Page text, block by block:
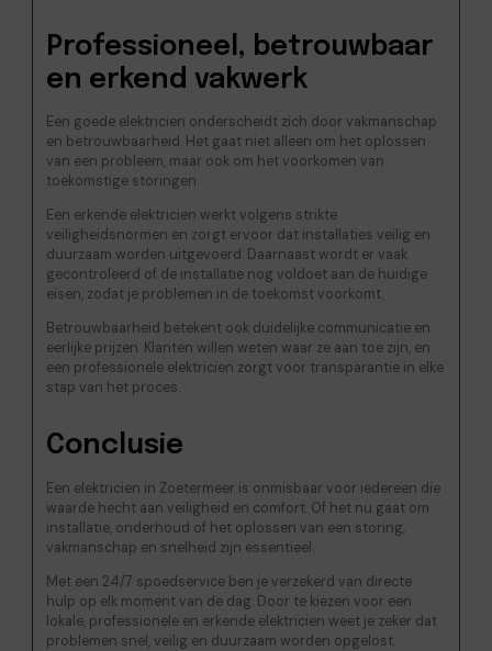
Professioneel, betrouwbaar
en erkend vakwerk
Een goede elektricien onderscheidt zich door vakmanschap
en betrouwbaarheid. Het gaat niet alleen om het oplossen
van een probleem, maar ook om het voorkomen van
toekomstige storingen.
Een erkende elektricien werkt volgens strikte
veiligheidsnormen en zorgt ervoor dat installaties veilig en
duurzaam worden uitgevoerd. Daarnaast wordt er vaak
gecontroleerd of de installatie nog voldoet aan de huidige
eisen, zodat je problemen in de toekomst voorkomt.
Betrouwbaarheid betekent ook duidelijke communicatie en
eerlijke prijzen. Klanten willen weten waar ze aan toe zijn, en
een professionele elektricien zorgt voor transparantie in elke
stap van het proces.
Conclusie
Een elektricien in Zoetermeer is onmisbaar voor iedereen die
waarde hecht aan veiligheid en comfort. Of het nu gaat om
installatie, onderhoud of het oplossen van een storing,
vakmanschap en snelheid zijn essentieel.
Met een 24/7 spoedservice ben je verzekerd van directe
hulp op elk moment van de dag. Door te kiezen voor een
lokale, professionele en erkende elektricien weet je zeker dat
problemen snel, veilig en duurzaam worden opgelost.